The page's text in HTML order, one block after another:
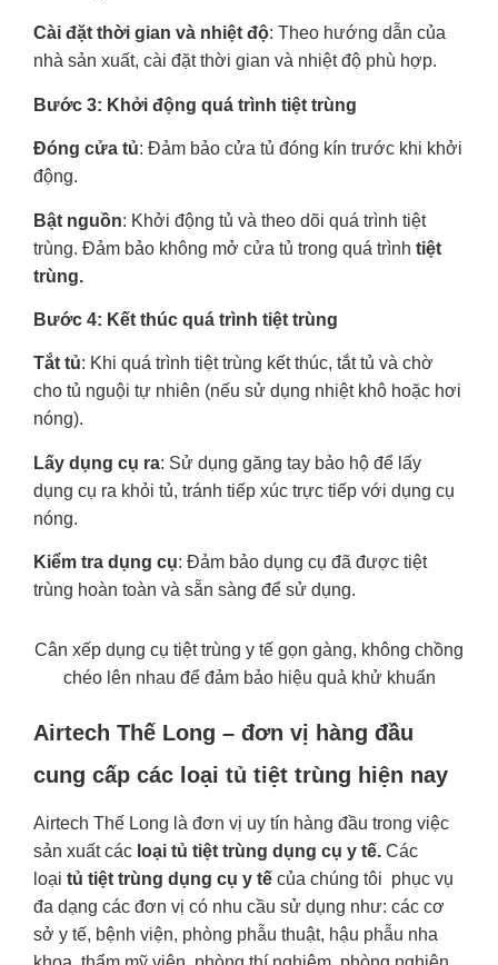
Cài đặt thời gian và nhiệt độ: Theo hướng dẫn của
nhà sản xuất, cài đặt thời gian và nhiệt độ phù hợp.
Bước 3: Khởi động quá trình tiệt trùng
Đóng cửa tủ: Đảm bảo cửa tủ đóng kín trước khi khởi
động.
Bật nguồn: Khởi động tủ và theo dõi quá trình tiệt
trùng. Đảm bảo không mở cửa tủ trong quá trình tiệt
trùng.
Bước 4: Kết thúc quá trình tiệt trùng
Tắt tủ: Khi quá trình tiệt trùng kết thúc, tắt tủ và chờ
cho tủ nguội tự nhiên (nếu sử dụng nhiệt khô hoặc hơi
nóng).
Lấy dụng cụ ra: Sử dụng găng tay bảo hộ để lấy
dụng cụ ra khỏi tủ, tránh tiếp xúc trực tiếp với dụng cụ
nóng.
Kiểm tra dụng cụ: Đảm bảo dụng cụ đã được tiệt
trùng hoàn toàn và sẵn sàng để sử dụng.
Cân xếp dụng cụ tiệt trùng y tế gọn gàng, không chồng
chéo lên nhau để đảm bảo hiệu quả khử khuẩn
Airtech Thế Long – đơn vị hàng đầu
cung cấp các loại tủ tiệt trùng hiện nay
Airtech Thế Long là đơn vị uy tín hàng đầu trong việc
sản xuất các loại tủ tiệt trùng dụng cụ y tế. Các
loại tủ tiệt trùng dụng cụ y tế của chúng tôi phục vụ
đa dạng các đơn vị có nhu cầu sử dụng như: các cơ
sở y tế, bệnh viện, phòng phẫu thuật, hậu phẫu nha